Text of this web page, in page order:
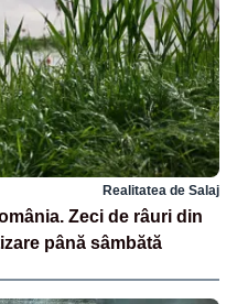
Realitatea de Salaj
Zeci de râuri din
până sâmbătă